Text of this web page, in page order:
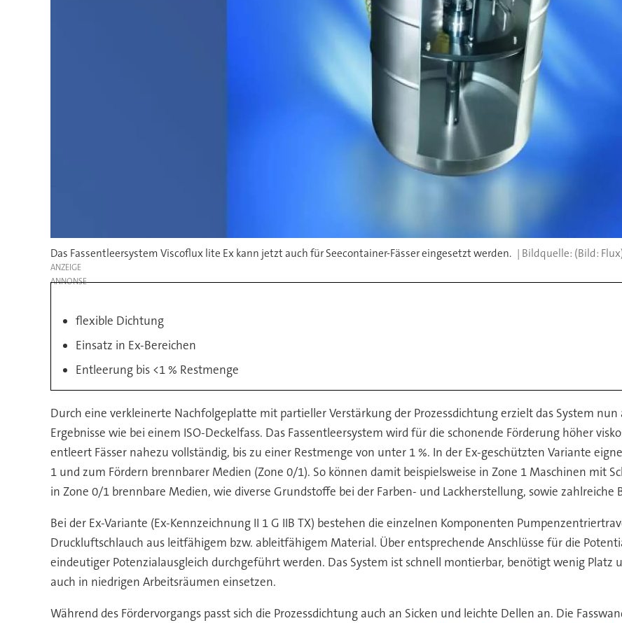
Das Fassentleersystem Viscoflux lite Ex kann jetzt auch für Seecontainer-Fässer eingesetzt werden. (Bild:
ANZEIGE
flexible Dichtung
Einsatz in Ex-Bereichen
Entleerung bis <1 % Restmenge
Durch eine verkleinerte Nachfolgeplatte mit partieller Verstärkung der Prozessdichtung erzielt das System nun
Ergebnisse wie bei einem ISO-Deckelfass. Das Fassentleersystem wird für die schonende Förderung höher
entleert Fässer nahezu vollständig, bis zu einer Restmenge von unter 1 %. In der Ex-geschützten Variante
1 und zum Fördern brennbarer Medien (Zone 0/1). So können damit beispielsweise in Zone 1 Maschinen mit
in Zone 0/1 brennbare Medien, wie diverse Grundstoffe bei der Farben- und Lackherstellung, sowie zahlreiche
Bei der Ex-Variante (Ex-Kennzeichnung II 1 G IIB TX) bestehen die einzelnen Komponenten
Druckluftschlauch aus leitfähigem bzw. ableitfähigem Material. Über entsprechende Anschlüsse für die
eindeutiger Potenzialausgleich durchgeführt werden. Das System ist schnell montierbar, benötigt wenig Platz
auch in niedrigen Arbeitsräumen einsetzen.
Während des Fördervorgangs passt sich die Prozessdichtung auch an Sicken und leichte Dellen an. Die